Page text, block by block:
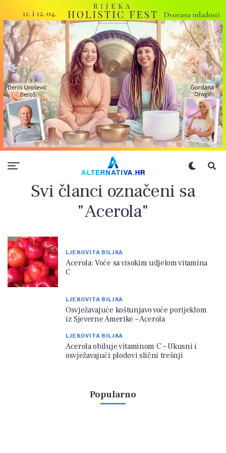
Svi članci označeni sa
"Acerola"
LJEKOVITA BILJKA
Acerola: Voće sa visokim udjelom vitamina
C
LJEKOVITA BILJKA
Osvježavajuće koštunjavo voće porijeklom
iz Sjeverne Amerike – Acerola
LJEKOVITA BILJKA
Acerola obiluje vitaminom C – Ukusni i
osvježavajući plodovi slični trešnji
Popularno